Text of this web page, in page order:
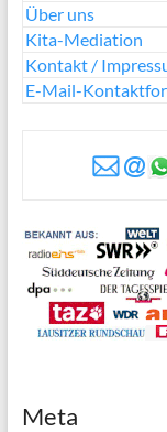
Über uns
Kita-Mediation
Kontakt /
E-Mail-
Meta